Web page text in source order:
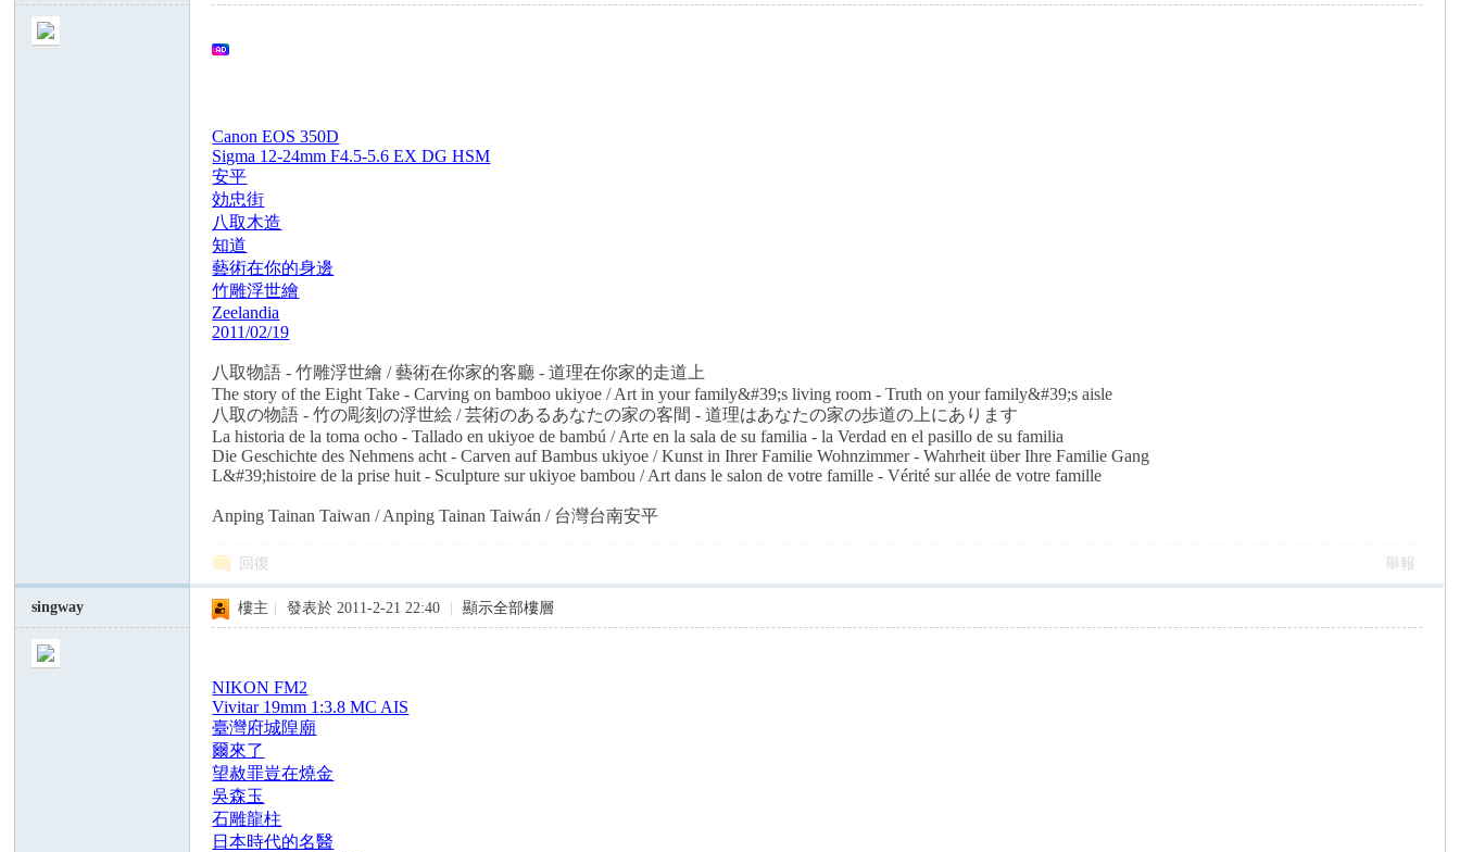
Canon EOS 350D
Sigma 12-24mm F4.5-5.6 EX DG HSM
安平
効忠街
八取木造
知道
藝術在你的身邊
竹雕浮世繪
Zeelandia
2011/02/19
八取物語 - 竹雕浮世繪 / 藝術在你家的客廳 - 道理在你家的走道上
The story of the Eight Take - Carving on bamboo ukiyoe / Art in your family&#39;s living room - Truth on your family&#39;s aisle
八取の物語 - 竹の彫刻の浮世絵 / 芸術のあるあなたの家の客間 - 道理はあなたの家の歩道の上にあります
La historia de la toma ocho - Tallado en ukiyoe de bambú / Arte en la sala de su familia - la Verdad en el pasillo de su familia
Die Geschichte des Nehmens acht - Carven auf Bambus ukiyoe / Kunst in Ihrer Familie Wohnzimmer - Wahrheit über Ihre Familie Gang
L&#39;histoire de la prise huit - Sculpture sur ukiyoe bambou / Art dans le salon de votre famille - Vérité sur allée de votre famille
Anping Tainan Taiwan / Anping Tainan Taiwán / 台灣台南安平
回復 舉報
singway 樓主 發表於 2011-2-21 22:40 顯示全部樓層
NIKON FM2
Vivitar 19mm 1:3.8 MC AIS
臺灣府城隍廟
爾來了
望赦罪豈在燒金
吳森玉
石雕龍柱
日本時代的名醫